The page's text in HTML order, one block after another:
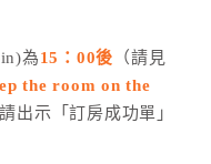
計算及辦理。
為15：00後 （請見
the room on the
出示「訂房成功單」